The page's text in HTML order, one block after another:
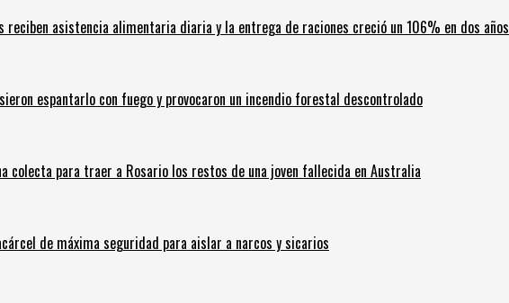
reciben asistencia alimentaria diaria y la entrega de raciones creció un 106% en dos años
espantarlo con fuego y provocaron un incendio forestal descontrolado
colecta para traer a Rosario los restos de una joven fallecida en Australia
de máxima seguridad para aislar a narcos y sicarios